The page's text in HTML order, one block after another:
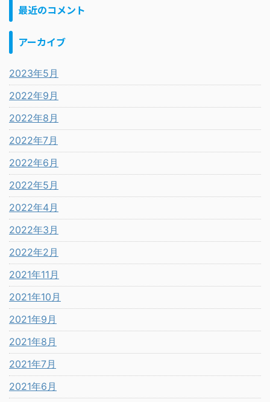
最近のコメント
アーカイブ
2023年5月
2022年9月
2022年8月
2022年7月
2022年6月
2022年5月
2022年4月
2022年3月
2022年2月
2021年11月
2021年10月
2021年9月
2021年8月
2021年7月
2021年6月